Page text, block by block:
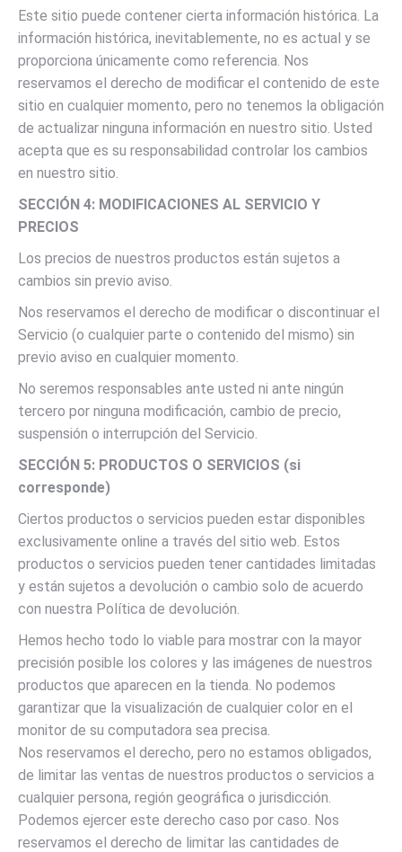
Este sitio puede contener cierta información histórica. La
información histórica, inevitablemente, no es actual y se
proporciona únicamente como referencia. Nos
reservamos el derecho de modificar el contenido de este
sitio en cualquier momento, pero no tenemos la obligación
de actualizar ninguna información en nuestro sitio. Usted
acepta que es su responsabilidad controlar los cambios
en nuestro sitio.
SECCIÓN 4: MODIFICACIONES AL SERVICIO Y
PRECIOS
Los precios de nuestros productos están sujetos a
cambios sin previo aviso.
Nos reservamos el derecho de modificar o discontinuar el
Servicio (o cualquier parte o contenido del mismo) sin
previo aviso en cualquier momento.
No seremos responsables ante usted ni ante ningún
tercero por ninguna modificación, cambio de precio,
suspensión o interrupción del Servicio.
SECCIÓN 5: PRODUCTOS O SERVICIOS (si
corresponde)
Ciertos productos o servicios pueden estar disponibles
exclusivamente online a través del sitio web. Estos
productos o servicios pueden tener cantidades limitadas
y están sujetos a devolución o cambio solo de acuerdo
con nuestra Política de devolución.
Hemos hecho todo lo viable para mostrar con la mayor
precisión posible los colores y las imágenes de nuestros
productos que aparecen en la tienda. No podemos
garantizar que la visualización de cualquier color en el
monitor de su computadora sea precisa.
Nos reservamos el derecho, pero no estamos obligados,
de limitar las ventas de nuestros productos o servicios a
cualquier persona, región geográfica o jurisdicción.
Podemos ejercer este derecho caso por caso. Nos
reservamos el derecho de limitar las cantidades de